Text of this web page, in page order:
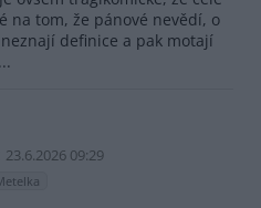
na tom, že pánové nevědí, o
definice a pak motají
23.6.2026 09:29